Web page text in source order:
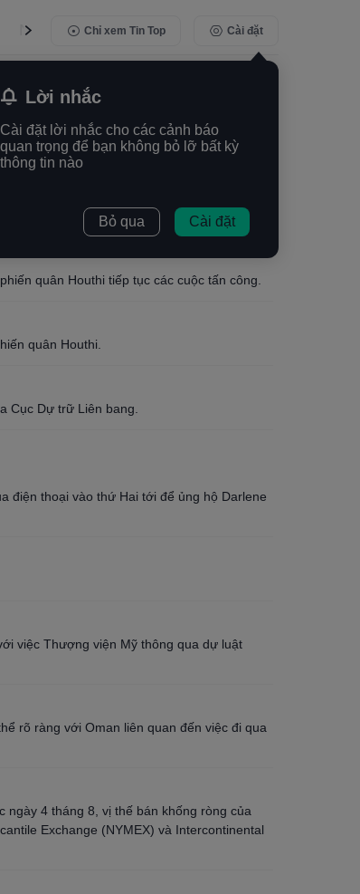
Ngân hàng trung ương Cập nhật về
Chỉ xem Tin Top Cài đặt
Lời nhắc
Cài đặt lời nhắc cho các cảnh báo
quan trọng để bạn không bỏ lỡ bất kỳ
thông tin nào
Cài đặt
Bỏ qua
HTX Market, Bitcoin đã phục hồi và vượt
tháng trước.
quân Houthi tiếp tục các cuộc tấn công.
quân Houthi.
Cục Dự trữ Liên bang.
điện thoại vào thứ Hai tới để ủng hộ Darlene
việc Thượng viện Mỹ thông qua dự luật
rõ ràng với Oman liên quan đến việc đi qua
ngày 4 tháng 8, vị thế bán khống ròng của
Exchange (NYMEX) và Intercontinental